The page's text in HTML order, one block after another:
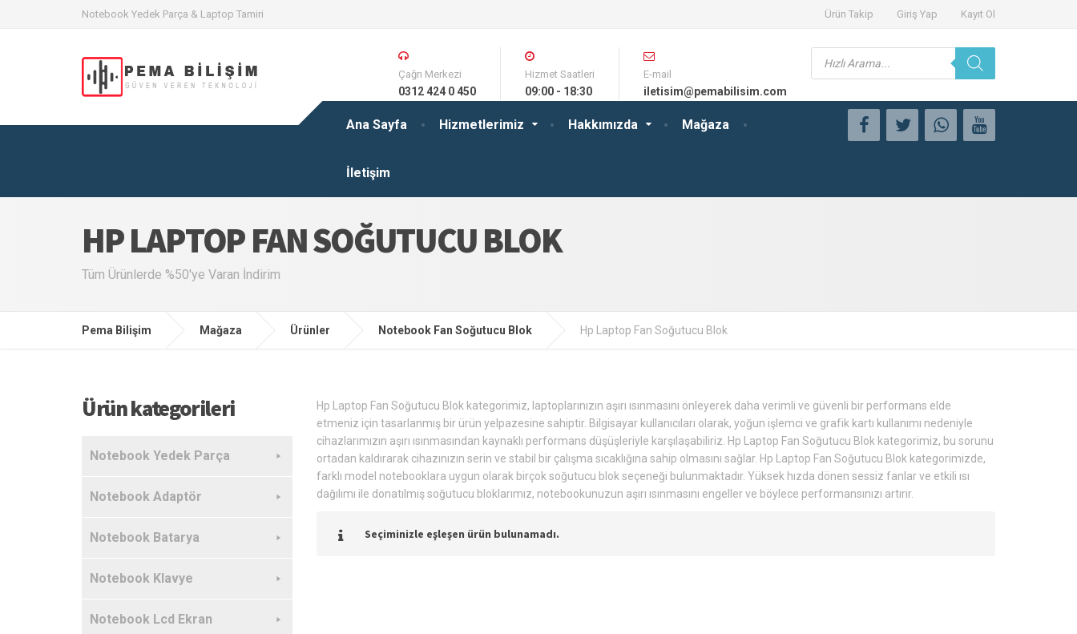
Notebook Yedek Parça & Laptop Tamiri Ürün Takip Giriş Yap Kayıt Ol
Ana Sayfa Hizmetlerimiz Hakkımızda Mağaza
İletişim
Çağrı Merkezi
0312 424 0 450
Hizmet Saatleri
09:00 - 18:30
E-mail
iletisim@pemabilisim.com
Products
search
HP LAPTOP FAN SOĞUTUCU BLOK
Tüm Ürünlerde %50'ye Varan İndirim
Pema Bilişim Mağaza Ürünler Notebook Fan Soğutucu Blok Hp Laptop Fan Soğutucu Blok
Hp Laptop Fan Soğutucu Blok kategorimiz, laptoplarınızın aşırı ısınmasını önleyerek daha verimli ve güvenli bir performans elde
etmeniz için tasarlanmış bir ürün yelpazesine sahiptir. Bilgisayar kullanıcıları olarak, yoğun işlemci ve grafik kartı kullanımı nedeniyle
cihazlarımızın aşırı ısınmasından kaynaklı performans düşüşleriyle karşılaşabiliriz. Hp Laptop Fan Soğutucu Blok kategorimiz, bu sorunu
ortadan kaldırarak cihazınızın serin ve stabil bir çalışma sıcaklığına sahip olmasını sağlar. Hp Laptop Fan Soğutucu Blok kategorimizde,
farklı model notebooklara uygun olarak birçok soğutucu blok seçeneği bulunmaktadır. Yüksek hızda dönen sessiz fanlar ve etkili ısı
dağılımı ile donatılmış soğutucu bloklarımız, notebookunuzun aşırı ısınmasını engeller ve böylece performansınızı artırır.
Seçiminizle eşleşen ürün bulunamadı.
Ürün kategorileri
Notebook Yedek Parça
Notebook Adaptör
Notebook Batarya
Notebook Klavye
Notebook Lcd Ekran